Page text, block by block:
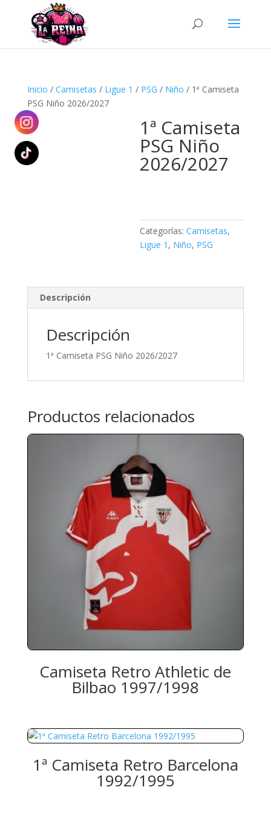
Búsqueda
productos
Inicio / Camisetas / Ligue 1 / PSG / Niño / 1ª Camiseta
PSG Niño 2026/2027
1ª Camiseta
PSG Niño
2026/2027
Categorías:Camisetas,
Ligue 1 , Niño, PSG
Descripción
Descripción
1ª Camiseta PSG Niño 2026/2027
Productos relacionados
Camiseta Retro Athletic de
Bilbao 1997/1998
1ª Camiseta Retro Barcelona
1992/1995